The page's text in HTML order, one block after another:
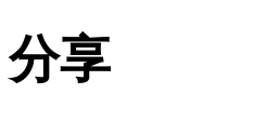
分享